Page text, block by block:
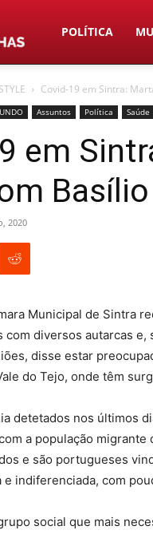
Duas
Linhas
POLÍTICA
Covid-19 em Sintra:
Assuntos Política Saúde
em
2020
Municipal de Sintra
com diversos autarcas
disse estar
do Tejo, onde têm
detetados nos últimos
a população
e são portugueses
e indiferenciada, com
social que mais